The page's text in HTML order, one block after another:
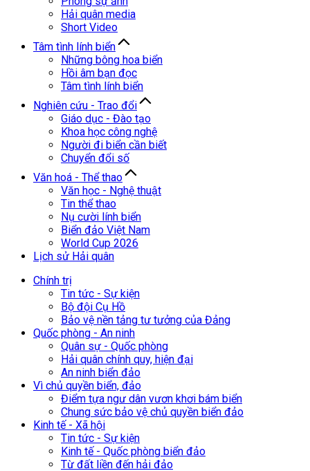
Hải quân media
Short Video
Tâm tình lính biển
Những bông hoa biển
Hồi âm bạn đọc
Tâm tình lính biển
Nghiên cứu - Trao đổi
Giáo dục - Đào tạo
Khoa học công nghệ
Người đi biển cần biết
Chuyển đổi số
Văn hoá - Thể thao
Văn học - Nghệ thuật
Tin thể thao
Nụ cười lính biển
Biển đảo Việt Nam
World Cup 2026
Lịch sử Hải quân
Chính trị
Tin tức - Sự kiện
Bộ đội Cụ Hồ
Bảo vệ nền tảng tư tưởng của Đảng
Quốc phòng - An ninh
Quân sự - Quốc phòng
Hải quân chính quy, hiện đại
An ninh biển đảo
Vì chủ quyền biển, đảo
Điểm tựa ngư dân vươn khơi bám biển
Chung sức bảo vệ chủ quyền biển đảo
Kinh tế - Xã hội
Tin tức - Sự kiện
Kinh tế - Quốc phòng biển đảo
Từ đất liền đến hải đảo